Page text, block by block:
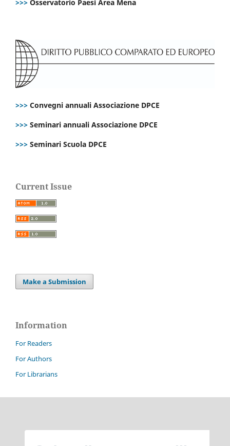
>>> Osservatorio Paesi Area Mena
>>> Convegni annuali Associazione DPCE
>>> Seminari annuali Associazione DPCE
>>> Seminari Scuola DPCE
Current Issue
Make a Submission
Information
For Readers
For Authors
For Librarians